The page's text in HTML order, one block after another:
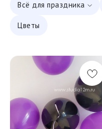
Всё для праздника
Цветы